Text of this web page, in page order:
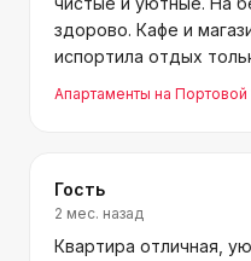
здорово. Кафе и
испортила отдых
Апартаменты на Портовой
Гость
2 мес. назад
Квартира отличная,